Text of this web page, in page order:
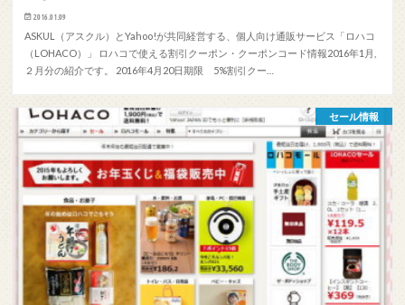
2016.01.09
ASKUL（アスクル）とYahoo!が共同経営する、個人向け通販サービス「ロハコ
（LOHACO）」 ロハコで使える割引クーポン・クーポンコード情報2016年1月,
２月分の紹介です。 2016年4月20日期限 5%割引クー…
セール情報